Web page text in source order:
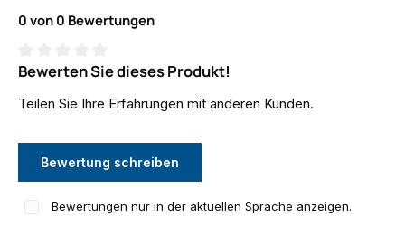
0 von 0 Bewertungen
Durchschnittliche Bewertung von 0 von 5 Sternen
Bewerten Sie dieses Produkt!
Teilen Sie Ihre Erfahrungen mit anderen Kunden.
Bewertung schreiben
Bewertungen nur in der aktuellen Sprache anzeigen.